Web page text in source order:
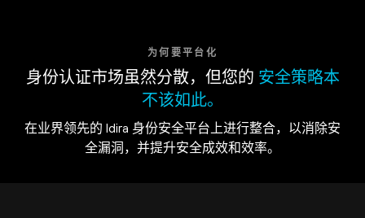
为何要平台化
身份认证市场虽然分散，但您的 安全策略本
不该如此。
在业界领先的 Idira 身份安全平台上进行整合，以消除安
全漏洞，并提升安全成效和效率。